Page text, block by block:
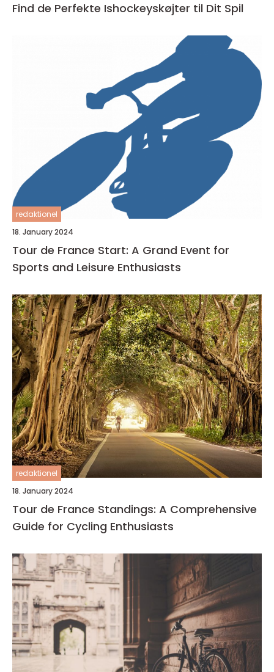
Find de Perfekte Ishockeyskøjter til Dit Spil
redaktionel
18. January 2024
Tour de France Start: A Grand Event for
Sports and Leisure Enthusiasts
redaktionel
18. January 2024
Tour de France Standings: A Comprehensive
Guide for Cycling Enthusiasts